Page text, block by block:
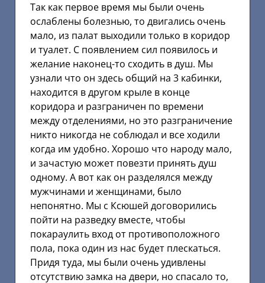
Так как первое время мы были очень
ослаблены болезнью, то двигались очень
мало, из палат выходили только в коридор
и туалет. С появлением сил появилось и
желание наконец-то сходить в душ. Мы
узнали что он здесь общий на 3 кабинки,
находится в другом крыле в конце
коридора и разграничен по времени
между отделениями, но это разграничение
никто никогда не соблюдал и все ходили
когда им удобно. Хорошо что народу мало,
и зачастую может повезти принять душ
одному. А вот как он разделялся между
мужчинами и женщинами, было
непонятно. Мы с Ксюшей договорились
пойти на разведку вместе, чтобы
покараулить вход от противоположного
пола, пока один из нас будет плескаться.
Придя туда, мы были очень удивлены
отсутствию замка на двери, но спасало то,